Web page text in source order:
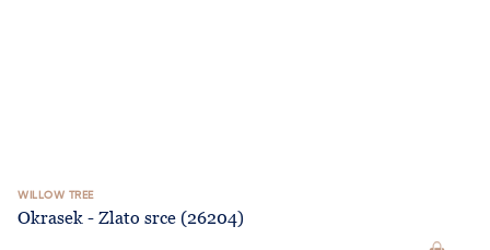
WILLOW TREE
Okrasek - Zlato srce (26204)